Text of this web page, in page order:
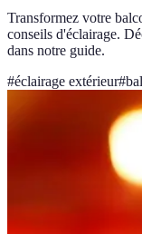
Transformez votre
conseils d'éclairage.
dans notre guide.
#éclairage extérieur#